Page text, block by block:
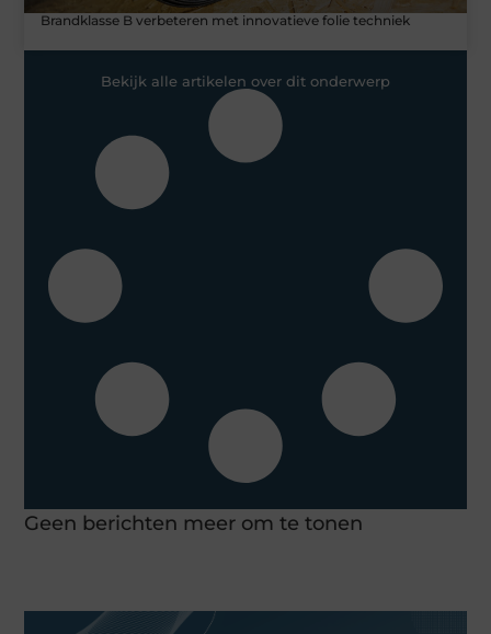
Brandklasse B verbeteren met innovatieve folie techniek
Bekijk alle artikelen over dit onderwerp
Geen berichten meer om te tonen